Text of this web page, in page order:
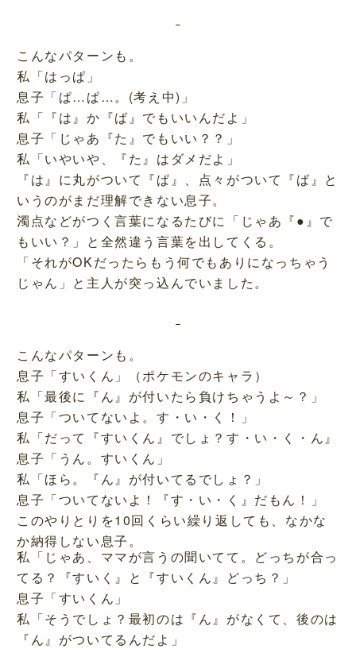
こんなパターンも。
私「はっぱ」
息子「ぱ…ぱ…。(考え中)」
私「『は』か『ば』でもいいんだよ」
息子「じゃあ『た』でもいい？？」
私「いやいや、『た』はダメだよ」
『は』に丸がついて『ぱ』、点々がついて『ば』と
いうのがまだ理解できない息子。
濁点などがつく言葉になるたびに「じゃあ『●』で
もいい？」と全然違う言葉を出してくる。
「それがOKだったらもう何でもありになっちゃう
じゃん」と主人が突っ込んでいました。
こんなパターンも。
息子「すいくん」（ポケモンのキャラ）
私「最後に『ん』が付いたら負けちゃうよ～？」
息子「ついてないよ。す・い・く！」
私「だって『すいくん』でしょ？す・い・く・ん』
息子「うん。すいくん」
私「ほら。『ん』が付いてるでしょ？」
息子「ついてないよ！『す・い・く』だもん！」
このやりとりを10回くらい繰り返しても、なかな
か納得しない息子。
私「じゃあ、ママが言うの聞いてて。どっちが合っ
てる？『すいく』と『すいくん』どっち？」
息子「すいくん」
私「そうでしょ？最初のは『ん』がなくて、後のは
『ん』がついてるんだよ」